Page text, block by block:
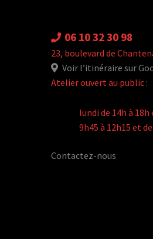
06 10 32 30 98
23, boulevard de
Voir l’itinéraire sur
Atelier ouvert au public :
lundi de 14h à
9h45 à 12h15 et
Contactez-nous